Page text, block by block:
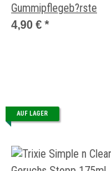
Gummipflegeb?rste
4,90 € *
AUF LAGER